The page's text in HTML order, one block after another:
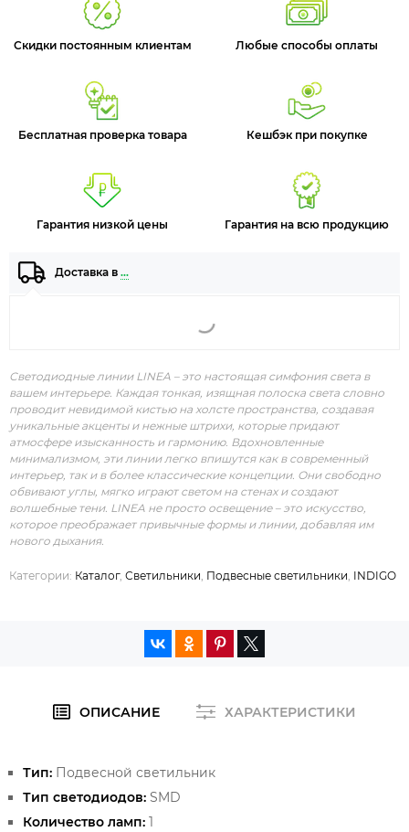
Скидки постоянным клиентам Любые способы оплаты
Бесплатная проверка товара Кешбэк при покупке
Гарантия низкой цены Гарантия на всю продукцию
Доставка в …
Светодиодные линии LINEA – это настоящая симфония света в
вашем интерьере. Каждая тонкая, изящная полоска света словно
проводит невидимой кистью на холсте пространства, создавая
уникальные акценты и нежные штрихи, которые придают
атмосфере изысканность и гармонию. Вдохновленные
минимализмом, эти линии легко впишутся как в современный
интерьер, так и в более классические концепции. Они свободно
обвивают углы, мягко играют светом на стенах и создают
волшебные тени. LINEA не просто освещение – это искусство,
которое преображает привычные формы и линии, добавляя им
нового дыхания.
Категории: Каталог, Светильники Подвесные светильники INDIGO
ОПИСАНИЕ ХАРАКТЕРИСТИКИ
Тип: Подвесной светильник
Тип светодиодов: SMD
Количество ламп: 1